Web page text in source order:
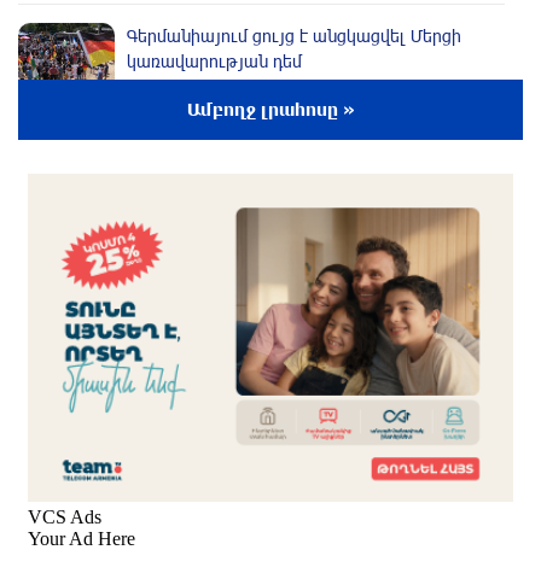
Գերմանիայում ցույց է անցկացվել Մերցի
կառավարության դեմ
5 ժամ առաջ
23-ամյա ուսանողի մշակած հավելվածը
հարավկորեական App Store-ում շրջանցել է
նույնիսկ Google Maps-ը
6 ժամ առաջ
ուկրաինական 360 անօդաչու թռչող սարք
Ամբողջ լրահոսը »